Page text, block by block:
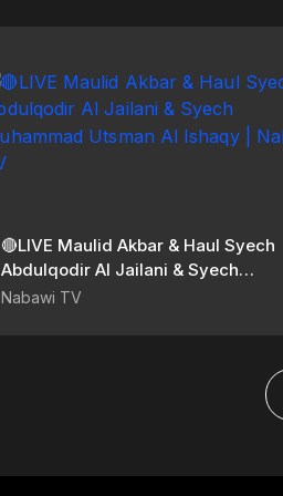
🔴LIVE Maulid Akbar & Haul Syech
Abdulqodir Al Jailani & Syech
Muhammad Utsman Al Ishaqy |
Nabawi TV